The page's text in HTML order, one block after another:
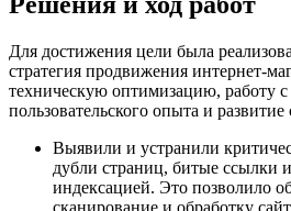
Для достижения цели была
стратегия продвижения интернет-
техническую оптимизацию, работу
пользовательского опыта и
Выявили и устранили
дубли страниц, битые ссылки
индексацией. Это позволило
сканирование и обработку